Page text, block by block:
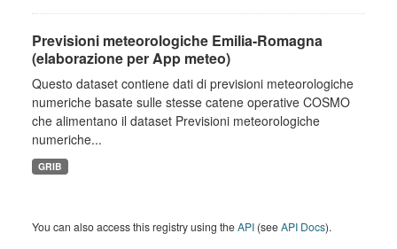
Previsioni meteorologiche Emilia-Romagna
(elaborazione per App meteo)
Questo dataset contiene dati di previsioni meteorologiche
numeriche basate sulle stesse catene operative COSMO
che alimentano il dataset Previsioni meteorologiche
numeriche...
GRIB
You can also access this registry using theAPI (seeAPI Docs).